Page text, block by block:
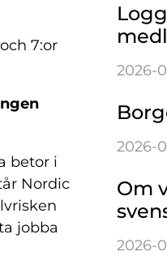
7:or
betor i
Nordic
jobba
2026-
2026-
Om
2026-